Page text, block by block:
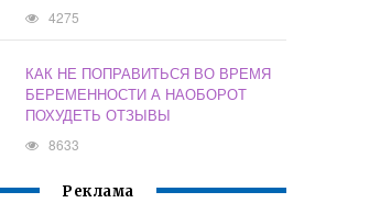
4275
КАК НЕ ПОПРАВИТЬСЯ ВО ВРЕМЯ
БЕРЕМЕННОСТИ А НАОБОРОТ
ПОХУДЕТЬ ОТЗЫВЫ
8633
Реклама